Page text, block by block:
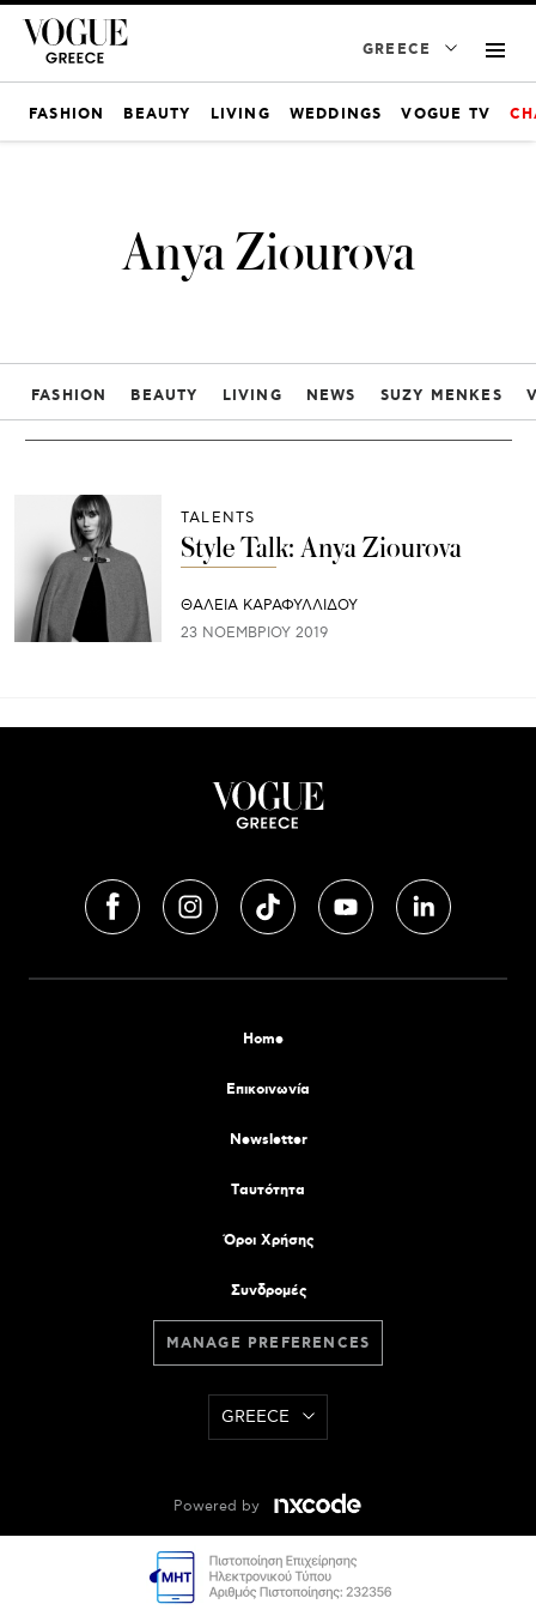
GREECE
FASHION BEAUTY LIVING WEDDINGS VOGUE TV
Anya Ziourova
FASHION BEAUTY LIVING NEWS SUZY MENKES
TALENTS
Style Talk: Anya Ziourova
ΘΑΛΕΙΑ ΚΑΡΑΦΥΛΛΙΔΟΥ
23 ΝΟΕΜΒΡΊΟΥ 2019
Home
Επικοινωνία
Newsletter
Tαυτότητα
Όροι Χρήσης
Συνδρομές
MANAGE PREFERENCES
GREECE
Powered by